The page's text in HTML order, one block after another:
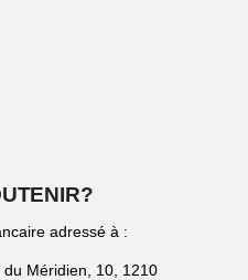
adressé à :
du Méridien, 10, 1210